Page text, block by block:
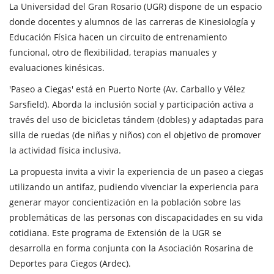
La Universidad del Gran Rosario (UGR) dispone de un espacio
donde docentes y alumnos de las carreras de Kinesiología y
Educación Física hacen un circuito de entrenamiento
funcional, otro de flexibilidad, terapias manuales y
evaluaciones kinésicas.
'Paseo a Ciegas' está en Puerto Norte (Av. Carballo y Vélez
Sarsfield). Aborda la inclusión social y participación activa a
través del uso de bicicletas tándem (dobles) y adaptadas para
silla de ruedas (de niñas y niños) con el objetivo de promover
la actividad física inclusiva.
La propuesta invita a vivir la experiencia de un paseo a ciegas
utilizando un antifaz, pudiendo vivenciar la experiencia para
generar mayor concientización en la población sobre las
problemáticas de las personas con discapacidades en su vida
cotidiana. Este programa de Extensión de la UGR se
desarrolla en forma conjunta con la Asociación Rosarina de
Deportes para Ciegos (Ardec).